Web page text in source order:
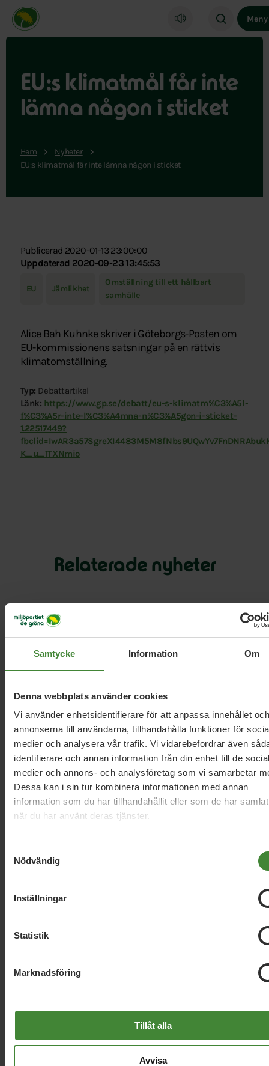
Samtycke Information Om
Denna webbplats använder cookies
Vi använder enhetsidentifierare för att anpassa innehållet och
annonserna till användarna, tillhandahålla funktioner för
medier och analysera vår trafik. Vi vidarebefordrar även
identifierare och annan information från din enhet till de
medier och annons- och analysföretag som vi samarbetar
Dessa kan i sin tur kombinera informationen med annan
information som du har tillhandahållit eller som de har
när du har använt deras tjänster.
Nödvändig
Inställningar
Statistik
Marknadsföring
Tillåt alla
Avvisa
Miljöpartiet de gröna, startsida
Meny
EU:s klimatmål får inte
lämna någon i sticket
Hem
Nyheter
EU:s klimatmål får inte lämna någon i sticket
Publicerad 2020-01-13 23:00:00
Uppdaterad 2020-09-23 13:45:53
EU Jämlikhet
Omställning till ett hållbart
samhälle
Alice Bah Kuhnke skriver i Göteborgs-Posten om
EU-kommissionens satsningar på en rättvis
klimatomställning.
Typ: Debattartikel
Länk: https://www.gp.se/debatt/eu-s-klimatm%C3%A5l-
f%C3%A5r-inte-l%C3%A4mna-n%C3%A5gon-i-sticket-
1.22517449?
K_u_1TXNmio
Relaterade nyheter
21 november 2025
klimatinvesteringar
27 oktober 2025
Sverige måste stå upp starkare i EU:s
fiskeförhandlingar
18 september 2024
MP:s krav på miljökommissionär Roswall
attsprida vårt budskap